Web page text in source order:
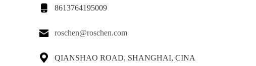
 8613764195009
 roschen@roschen.com
 QIANSHAO ROAD, SHANGHAI, CINA